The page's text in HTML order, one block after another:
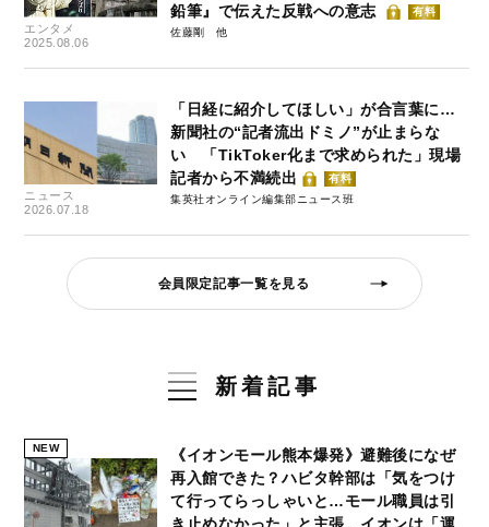
エンタメ
2025.08.06
鉛筆』で伝えた反戦への意志
有料
佐藤剛
ニュース
2026.07.18
「日経に紹介してほしい」が合言葉に…
新聞社の“記者流出ドミノ”が止まらな
い 「TikToker化まで求められた」現場
記者から不満続出
有料
集英社オンライン編集部ニュース班
会員限定記事一覧を見る
新着記事
NEW
《イオンモール熊本爆発》避難後になぜ
再入館できた？ハビタ幹部は「気をつけ
て行ってらっしゃいと…モール職員は引